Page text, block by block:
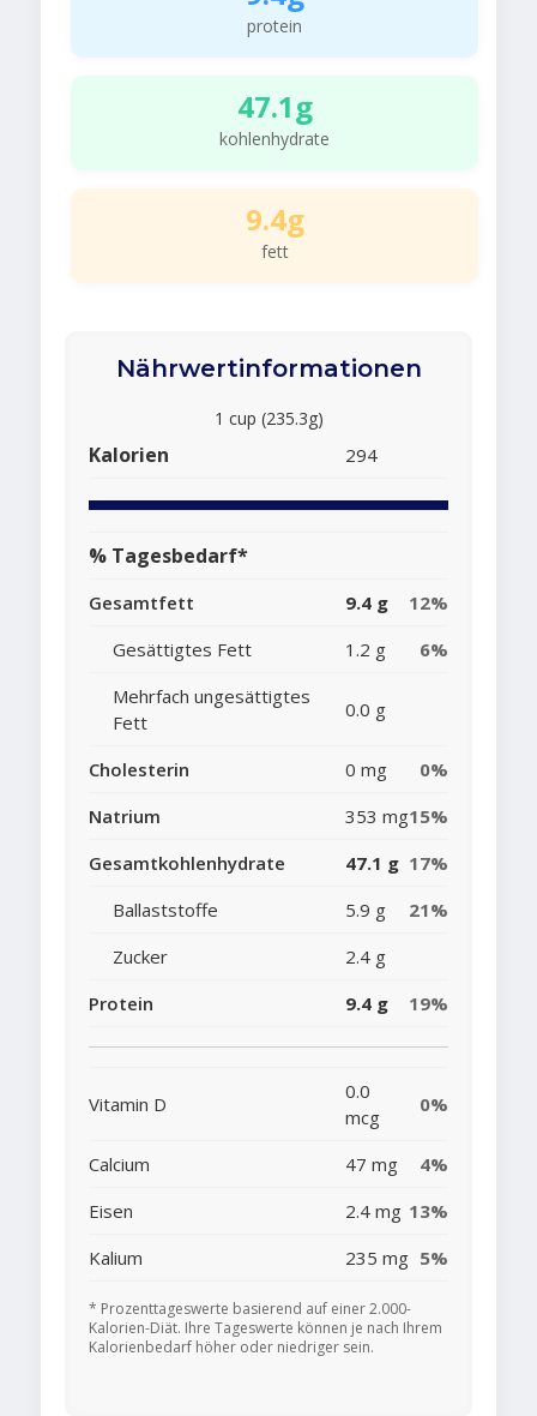
protein
47.1g
kohlenhydrate
9.4g
fett
Nährwertinformationen
1 cup (235.3g)
Kalorien 294
% Tagesbedarf*
Gesamtfett 9.4 g
12%
Gesättigtes Fett
1.2 g
6%
Mehrfach ungesättigtes
Fett
0.0 g
Cholesterin 0 mg
0%
Natrium
353 mg15%
Gesamtkohlenhydrate
47.1 g 17%
Ballaststoffe
5.9 g
21%
Zucker
2.4 g
Protein
9.4 g 19%
Vitamin D
0.0
mcg
0%
Calcium 47 mg
4%
Eisen
2.4 mg 13%
Kalium
235 mg 5%
* Prozenttageswerte basierend auf einer 2.000-
Kalorien-Diät. Ihre Tageswerte können je nach Ihrem
Kalorienbedarf höher oder niedriger sein.